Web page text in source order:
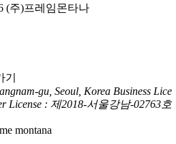
(주)프레임몬타나
gu, Seoul, Korea Business Lice
License : 제2018-서울강남-02763호
montana